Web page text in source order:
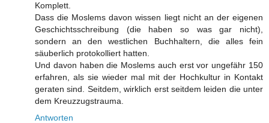
Komplett.
Dass die Moslems davon wissen liegt nicht an der eigenen
Geschichtsschreibung (die haben so was gar nicht),
sondern an den westlichen Buchhaltern, die alles fein
säuberlich protokolliert hatten.
Und davon haben die Moslems auch erst vor ungefähr 150
erfahren, als sie wieder mal mit der Hochkultur in Kontakt
geraten sind. Seitdem, wirklich erst seitdem leiden die unter
dem Kreuzzugstrauma.
Antworten